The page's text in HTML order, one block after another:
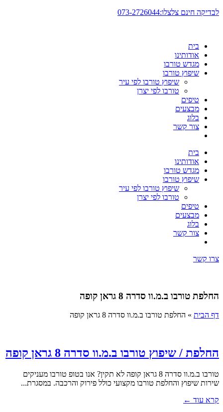
דלג
לבדיקה חינם צלצלו:073-2726044
בית
אודותינו
מגדש טורבו
שיפוץ טורבו
שיפוץ טורבו לפי עיר
טורבו לפי יצרן
טיפים
מבצעים
בלוג
צור קשר
בית
אודותינו
מגדש טורבו
שיפוץ טורבו
שיפוץ טורבו לפי עיר
טורבו לפי יצרן
טיפים
מבצעים
בלוג
צור קשר
צרו קשר
החלפת טורבו ב.מ.וו סדרה 8 גראן קופה
דף הבית » החלפת טורבו ב.מ.וו סדרה 8 גראן קופה
החלפת / שיפוץ טורבו ב.מ.וו סדרה 8 גראן קופה
טורבו ב.מ.וו סדרה 8 גראן קופה לא תקין? אנו בטופ טורבו מעניקים
שירות שיפוץ והחלפת טורבו מקצועי כולל פירוק והרכבה. במסגרת...
קרא עוד ←